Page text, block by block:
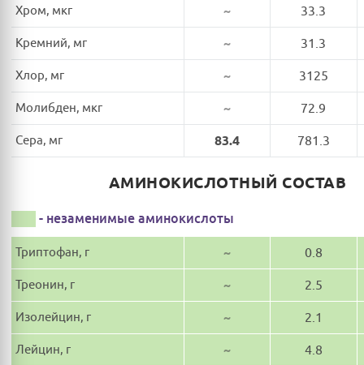
Хром, мкг ~ 33.3
Кремний, мг ~ 31.3
Хлор, мг ~ 3125
Молибден, мкг ~ 72.9
Сера, мг 83.4 781.3
АМИНОКИСЛОТНЫЙ СОСТАВ
- незаменимые аминокислоты
Триптофан, г ~ 0.8
Треонин, г ~ 2.5
Изолейцин, г ~ 2.1
Лейцин, г ~ 4.8